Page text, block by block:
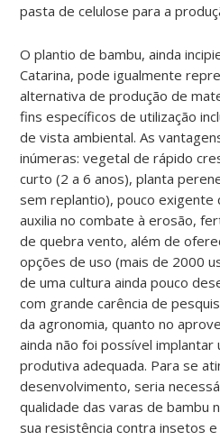
pasta de celulose para a
O plantio de bambu, ainda
Catarina, pode igualmente
alternativa de produção de
fins específicos de utilização
de vista ambiental. As
inúmeras: vegetal de rápido
curto (2 a 6 anos), planta
sem replantio), pouco exigente
auxilia no combate à erosão,
de quebra vento, além de
opções de uso (mais de 2000
de uma cultura ainda pouco
com grande carência de
da agronomia, quanto no
ainda não foi possível implantar
produtiva adequada. Para se
desenvolvimento, seria
qualidade das varas de bambu
sua resistência contra insetos